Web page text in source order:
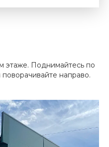
этаже. Поднимайтесь по
направо.